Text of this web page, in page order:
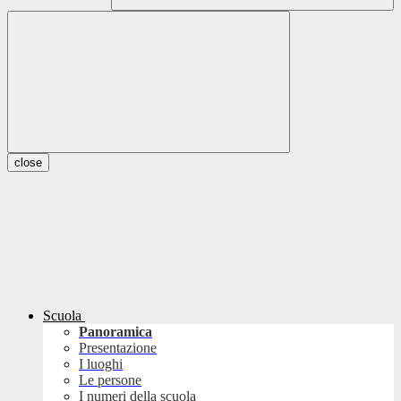
close
Scuola
Panoramica
Presentazione
I luoghi
Le persone
I numeri della scuola